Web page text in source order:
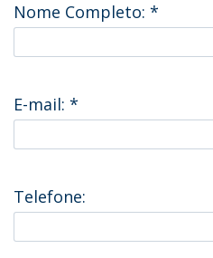
Nome Completo: *
E-mail: *
Telefone: